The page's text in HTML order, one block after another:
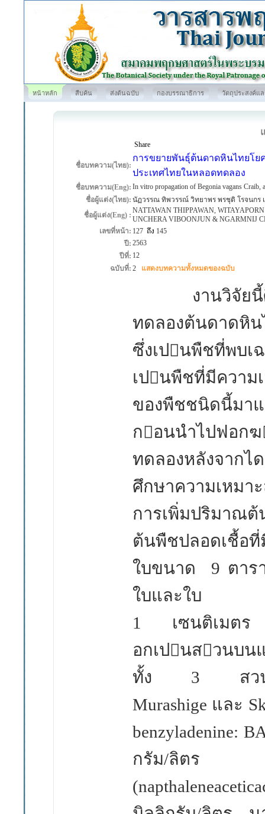
หน้าหลัก สืบค้น ส่งต้นฉบับ กองบรรณาธิการ วัตถุประสงค์แ
Share
ชื่อบทความ(ไทย):
การขยายพันธุ์ต้นดาดหินไทยโย
ประเทศไทยในหลอดทดลอง
ชื่อบทความ(Eng): In vitro propagation of Begonia vagans Craib,
ชื่อผู้แต่ง(ไทย): นัฏวรรณ ทิพวรรณ์ วิทยาพร พรชุติ โรจนก
ชื่อผู้แต่ง(Eng) :
NATTAWAN THIPPAWAN,
UNCHERA VIBOONJUN & NGARMNIJ
เลขที่หน้า: 127ถึง 145
ปี: 2563
ปีที่: 12
ฉบับที่: 2 แสดงบทความทั้งหมดของฉบับ
งานวิจัย
ทดลองต้นดาดหิ
ซึ่งเปนพืชที่พบเ
เปนพืชที่มีความ
ของพืชชนิดนี้มา
กอนนําไปฟอกฆ
ทดลองหลังจาก
ศึกษาความเหมา
การเพิ่มปริมาณ
ต้นพืชปลอดเชื้อ
ใบขนาด 9 ตาร
ใบและใบ โด
1 เซนติเมต
อกเปนสวนบน
ทั้ง 3 สว
Murashige และ
benzyladenine:
กรัม/ลิตร ร่ว